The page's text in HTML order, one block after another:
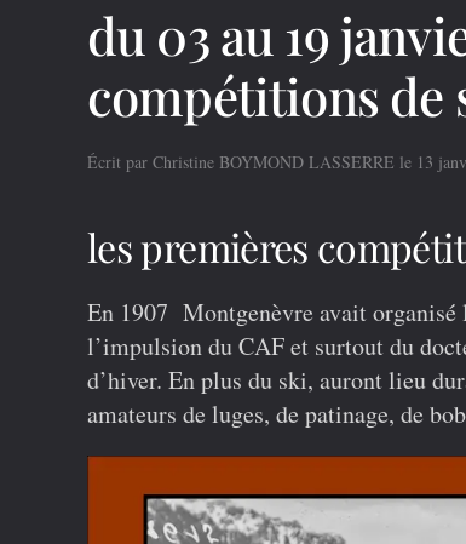
du 03 au 19
compétitions de
Écrit par Christine BOYMOND LASSERRE le 13
les premières
En 1907 Montgenèvre avait organisé
l’impulsion du CAF et surtout du
d’hiver. En plus du ski, auront lieu
amateurs de luges, de patinage, de